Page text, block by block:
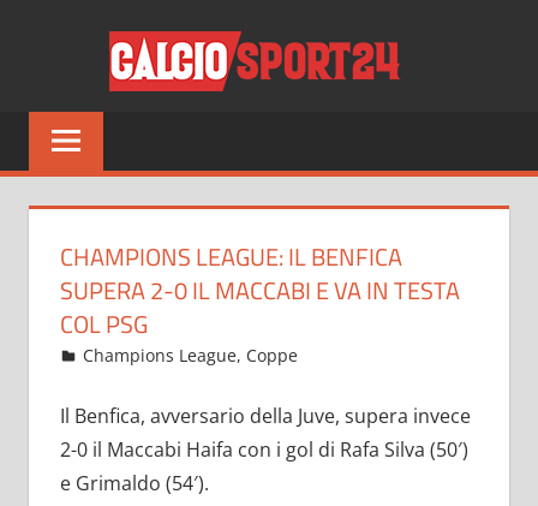
Tutto
sul
del
solo
CHAMPIONS LEAGUE: IL BENFICA
SUPERA 2-0 IL MACCABI E VA IN TESTA
COL PSG
Settembre 7, 2022
admin
Champions League, Coppe
Il Benfica, avversario della Juve, supera invece
2-0 il Maccabi Haifa con i gol di Rafa Silva (50′)
e Grimaldo (54′).